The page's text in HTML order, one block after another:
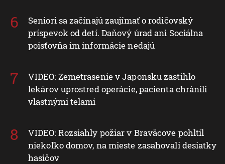
Seniori sa začínajú zaujímať o rodičovský
príspevok od detí. Daňový úrad ani Sociálna
poisťovňa im informácie nedajú
VIDEO: Zemetrasenie v Japonsku zastihlo
lekárov uprostred operácie, pacienta chránili
vlastnými telami
VIDEO: Rozsiahly požiar v Braväcove pohltil
niekoľko domov, na mieste zasahovali desiatky
hasičov